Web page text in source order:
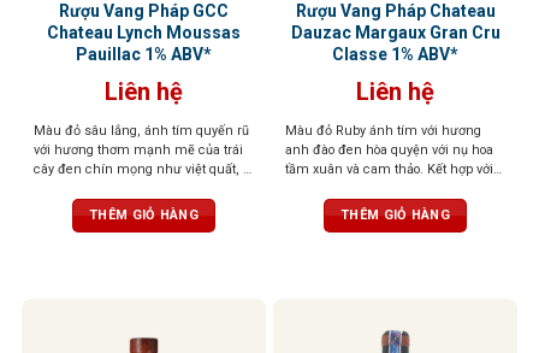
Rượu Vang Pháp GCC
Chateau Lynch Moussas
Pauillac 1% ABV*
Liên hệ
Màu đỏ sâu lắng, ánh tím quyến rũ
với hương thơm mạnh mẽ của trái
cây đen chín mọng như việt quất, lý
cam thảo và gỗ sồi. Rượu có cấu
trúc mạnh mẽ nhưng cân bằng,
THÊM GIỎ HÀNG
Rượu Vang Pháp Chateau
Dauzac Margaux Gran Cru
Classe 1% ABV*
Liên hệ
Màu đỏ Ruby ánh tím với hương
anh đào đen hòa quyện với nụ hoa
tầm xuân và cam thảo. Kết hợp với
và cay đặc trưng, dư vị kéo dài với
mùi thuốc lá và đất ẩm
THÊM GIỎ HÀNG